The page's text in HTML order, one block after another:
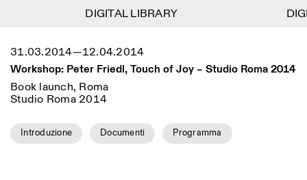
Menu
Lingua
Istituto Svizzero
Ricerca
Information
ISTITUTO SVIZZERO
ROMA
+39 06 420 421
roma@istitutosvizzero.it
Filtri
Area di appartenenza
Arte
Luogo
31.03.2014—12.04.2014
Workshop: Peter Friedl, Touch of Joy – Studio Roma 2014
Book launch, Roma
Studio Roma 2014
Introduzione Documenti Programma
DIGITAL LIBRARY
DIGITAL LIBRARY